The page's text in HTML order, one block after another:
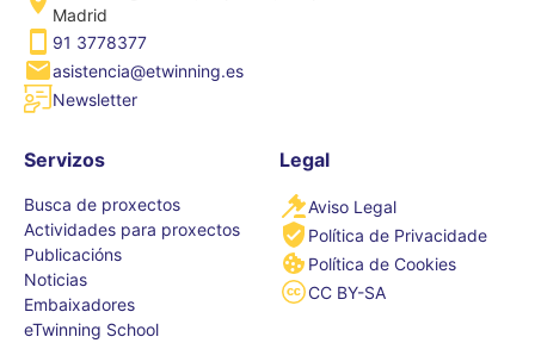
Madrid
91 3778377
asistencia@etwinning.es
Newsletter
Servizos
Busca de proxectos
Actividades para proxectos
Publicacións
Noticias
Embaixadores
eTwinning School
Legal
Aviso Legal
Política de Privacidade
Política de Cookies
CC BY-SA